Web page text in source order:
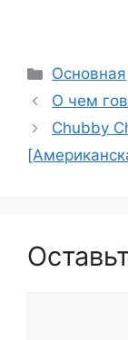
Рубрики
Основная
О чем
Chubby